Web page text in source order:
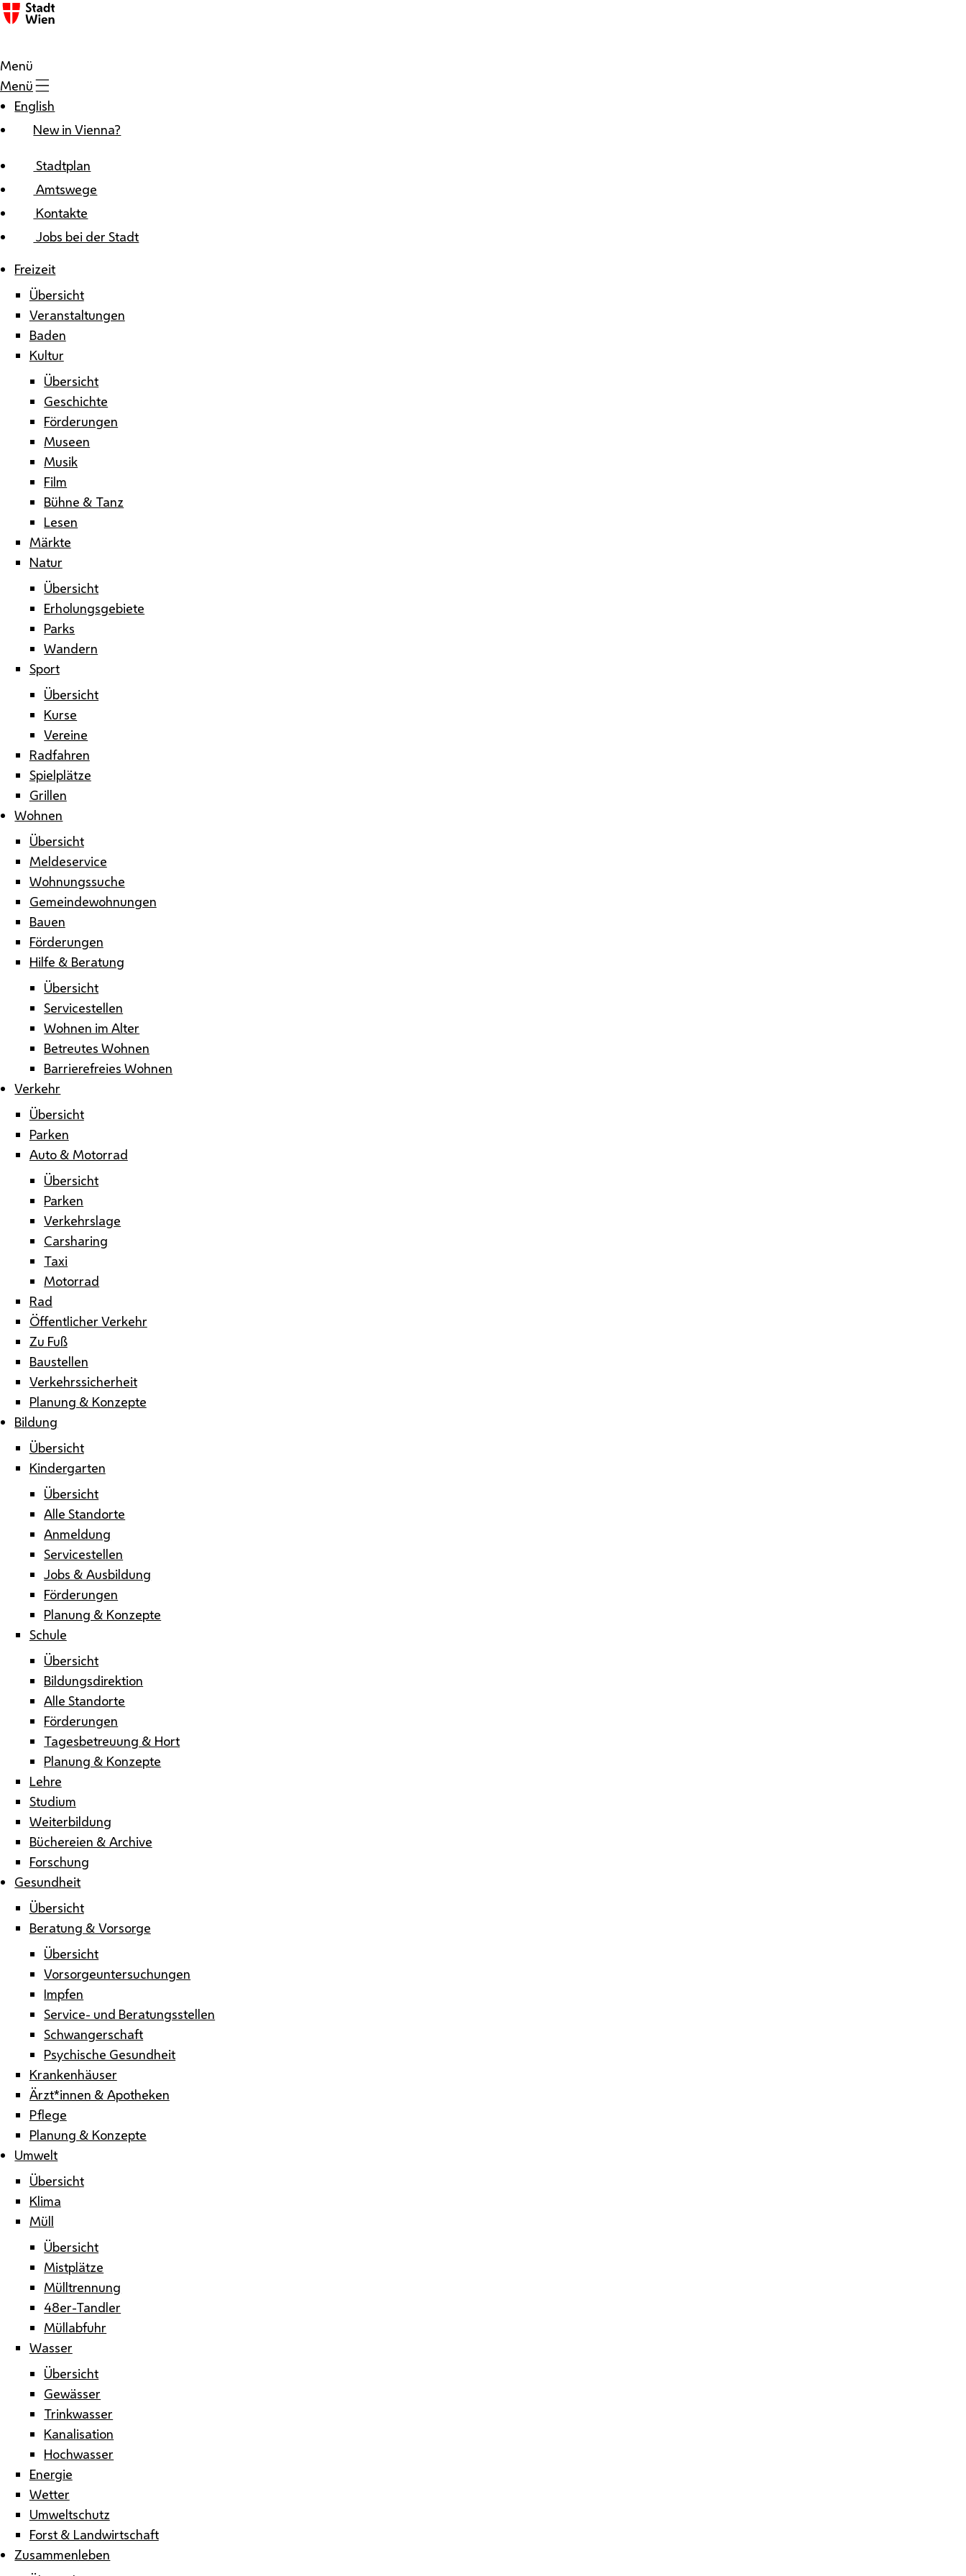
Zum Inhalt
Menü
Menü
English
New in Vienna?
Stadtplan
Amtswege
Kontakte
Jobs bei der Stadt
Freizeit
Übersicht
Veranstaltungen
Baden
Kultur
Übersicht
Geschichte
Förderungen
Museen
Musik
Film
Bühne & Tanz
Lesen
Märkte
Natur
Übersicht
Erholungsgebiete
Parks
Wandern
Sport
Übersicht
Kurse
Vereine
Radfahren
Spielplätze
Grillen
Wohnen
Übersicht
Meldeservice
Wohnungssuche
Gemeindewohnungen
Bauen
Förderungen
Hilfe & Beratung
Übersicht
Servicestellen
Wohnen im Alter
Betreutes Wohnen
Barrierefreies Wohnen
Verkehr
Übersicht
Parken
Auto & Motorrad
Übersicht
Parken
Verkehrslage
Carsharing
Taxi
Motorrad
Rad
Öffentlicher Verkehr
Zu Fuß
Baustellen
Verkehrssicherheit
Planung & Konzepte
Bildung
Übersicht
Kindergarten
Übersicht
Alle Standorte
Anmeldung
Servicestellen
Jobs & Ausbildung
Förderungen
Planung & Konzepte
Schule
Übersicht
Bildungsdirektion
Alle Standorte
Förderungen
Tagesbetreuung & Hort
Planung & Konzepte
Lehre
Studium
Weiterbildung
Büchereien & Archive
Forschung
Gesundheit
Übersicht
Beratung & Vorsorge
Übersicht
Vorsorgeuntersuchungen
Impfen
Service- und Beratungsstellen
Schwangerschaft
Psychische Gesundheit
Krankenhäuser
Ärzt*innen & Apotheken
Pflege
Planung & Konzepte
Umwelt
Übersicht
Klima
Müll
Übersicht
Mistplätze
Mülltrennung
48er-Tandler
Müllabfuhr
Wasser
Übersicht
Gewässer
Trinkwasser
Kanalisation
Hochwasser
Energie
Wetter
Umweltschutz
Forst & Landwirtschaft
Zusammenleben